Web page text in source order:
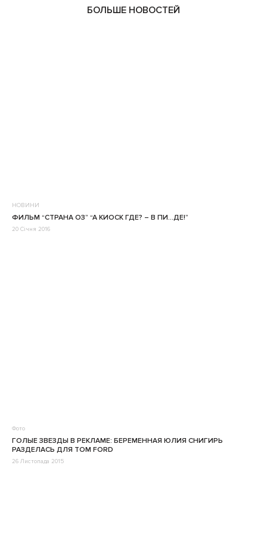
БОЛЬШЕ НОВОСТЕЙ
НОВИНИ
ФИЛЬМ “СТРАНА ОЗ” “А КИОСК ГДЕ? – В ПИ…ДЕ!”
20 Січня 2016
Фото
ГОЛЫЕ ЗВЕЗДЫ В РЕКЛАМЕ: БЕРЕМЕННАЯ ЮЛИЯ СНИГИРЬ
РАЗДЕЛАСЬ ДЛЯ TOM FORD
26 Листопада 2015